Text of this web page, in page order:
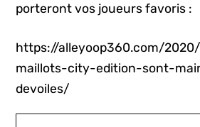
porteront vos joueurs favoris :
https://alleyoop360.com/
maillots-city-edition-sont-
devoiles/